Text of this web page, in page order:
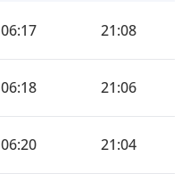
06:17 21:08
06:18 21:06
06:20 21:04